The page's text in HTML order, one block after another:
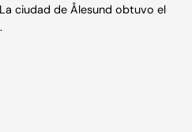
ciudad de Ålesund obtuvo el